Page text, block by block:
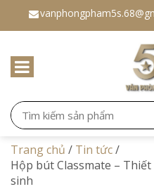
Trang chủ / Tin tức/
Hộp bút Classmate –
sinh